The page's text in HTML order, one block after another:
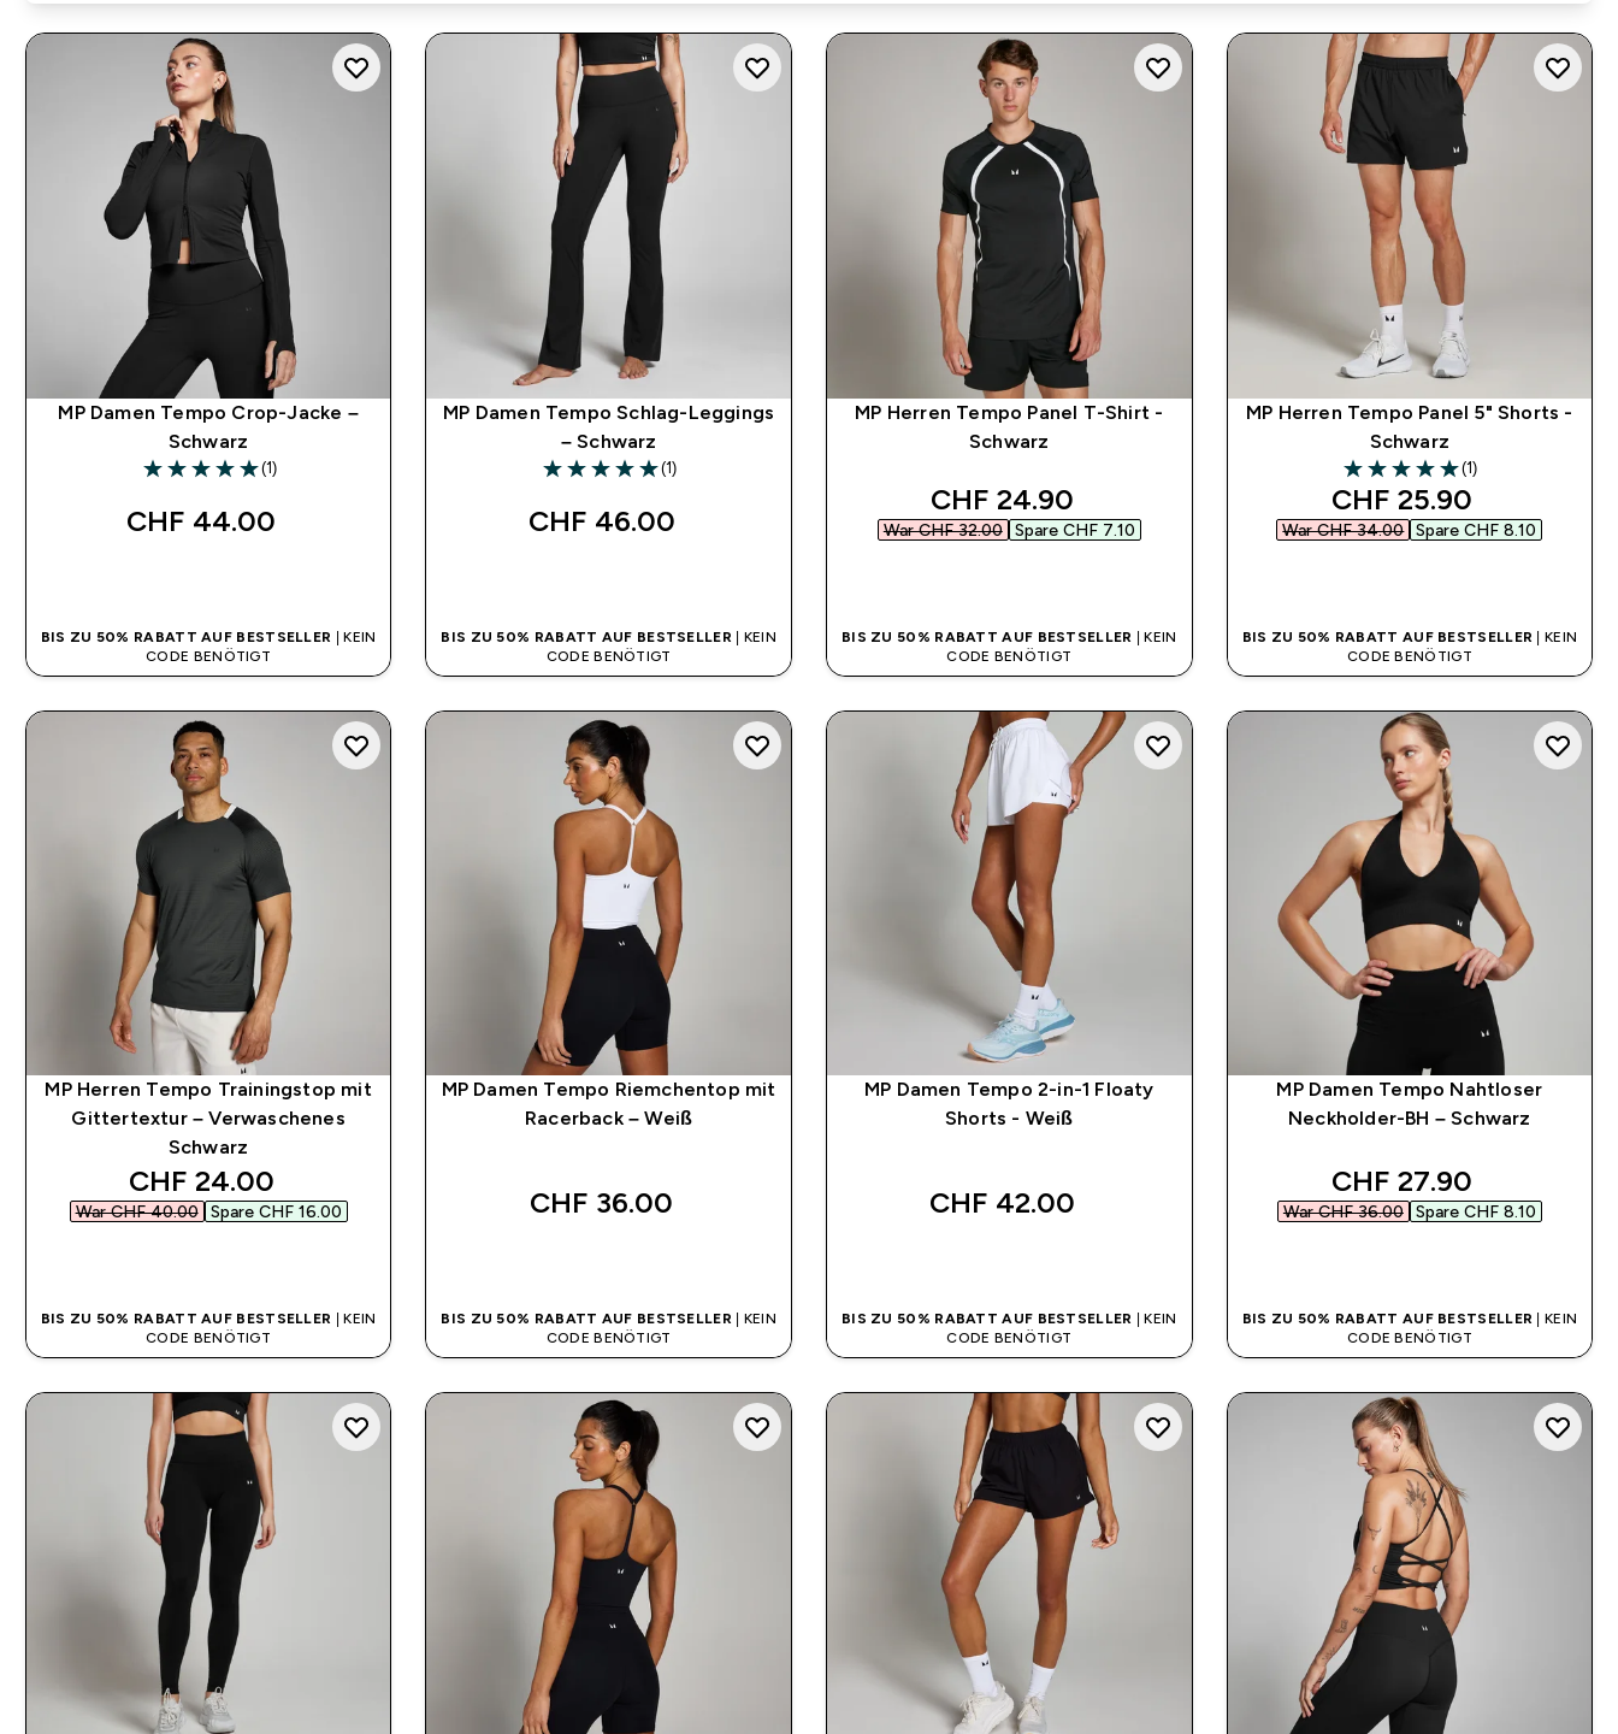
MP Damen Tempo Crop-Jacke –
Schwarz
5 out of 5 stars
(1)
CHF 44.00‎
BIS ZU 50% RABATT AUF BESTSELLER | KEIN
CODE BENÖTIGT
MP Damen Tempo Schlag-Leggings
– Schwarz
5 out of 5 stars
(1)
CHF 46.00‎
BIS ZU 50% RABATT AUF BESTSELLER | KEIN
CODE BENÖTIGT
MP Herren Tempo Panel T-Shirt -
Schwarz
discounted price
CHF 24.90‎
War CHF 32.00‎ Spare CHF 7.10‎
BIS ZU 50% RABATT AUF BESTSELLER | KEIN
CODE BENÖTIGT
MP Herren Tempo Panel 5" Shorts -
Schwarz
5 out of 5 stars
(1)
discounted price
CHF 25.90‎
War CHF 34.00‎ Spare CHF 8.10‎
BIS ZU 50% RABATT AUF BESTSELLER | KEIN
CODE BENÖTIGT
MP Herren Tempo Trainingstop mit
Gittertextur – Verwaschenes
Schwarz
discounted price
CHF 24.00‎
War CHF 40.00‎ Spare CHF 16.00‎
BIS ZU 50% RABATT AUF BESTSELLER | KEIN
CODE BENÖTIGT
MP Damen Tempo Riemchentop mit
Racerback – Weiß
CHF 36.00‎
BIS ZU 50% RABATT AUF BESTSELLER | KEIN
CODE BENÖTIGT
MP Damen Tempo 2-in-1 Floaty
Shorts - Weiß
CHF 42.00‎
BIS ZU 50% RABATT AUF BESTSELLER
| KEIN
CODE BENÖTIGT
MP Damen Tempo Nahtloser
Neckholder-BH – Schwarz
discounted price
CHF 27.90‎
War CHF 36.00‎ Spare CHF 8.10‎
BIS ZU 50% RABATT AUF BESTSELLER | KEIN
CODE BENÖTIGT